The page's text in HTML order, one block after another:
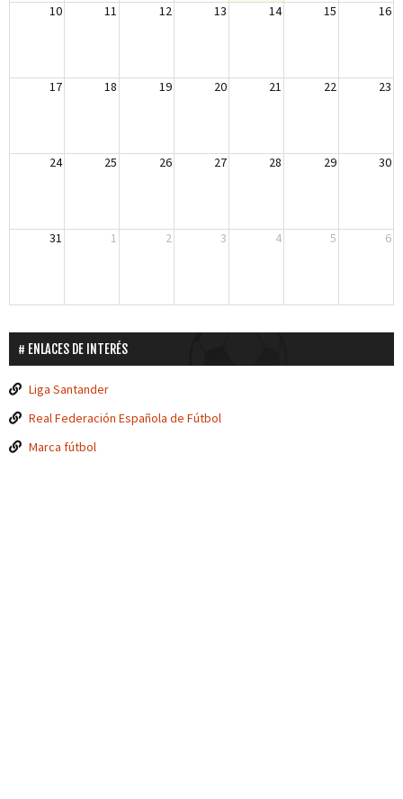
10 11 12 13 14 15 16
17 18 19 20 21 22 23
24 25 26 27 28 29 30
31 1 2 3 4 5 6
ENLACES DE INTERÉS
Liga Santander
Real Federación Española de Fútbol
Marca fútbol